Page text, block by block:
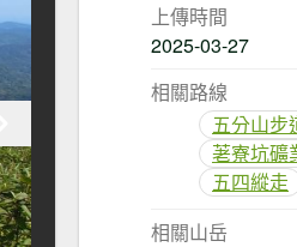
上傳時間
2025-03-27
相關路線
五分山步
五四縱走
相關山岳